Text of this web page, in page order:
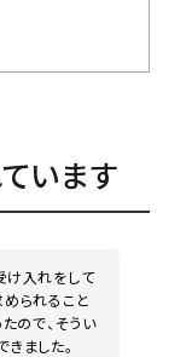
います
け入れをして
られること
ので、そうい
ました。